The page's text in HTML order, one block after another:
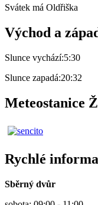
Svátek má Oldřiška
Východ a
Slunce vychází:5:30
Slunce zapadá:20:32
Meteostanice
Rychlé
Sběrný dvůr